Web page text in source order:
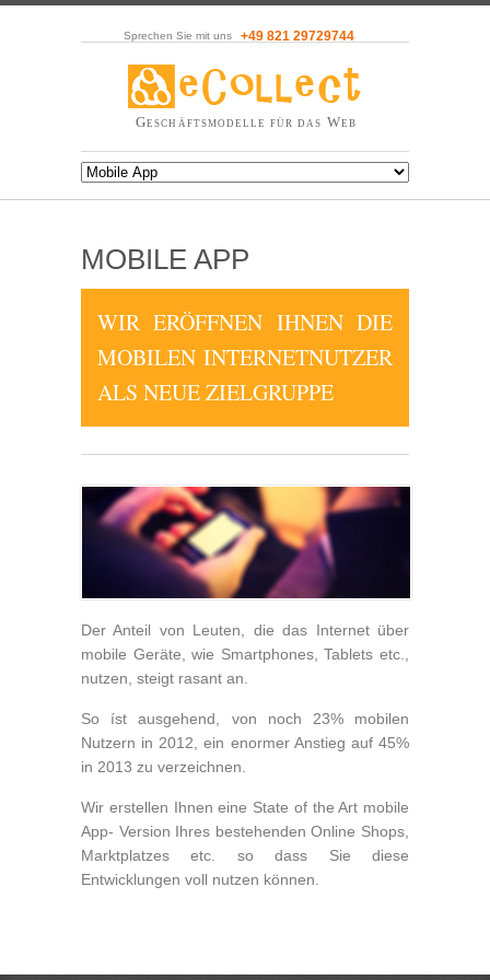
Sprechen Sie mit uns +49 821 29729744
Geschäftsmodelle für das Web
MOBILE APP
WIR ERÖFFNEN IHNEN DIE
MOBILEN INTERNETNUTZER
ALS NEUE ZIELGRUPPE
Der Anteil von Leuten, die das Internet über
mobile Geräte, wie Smartphones, Tablets etc.,
nutzen, steigt rasant an.
So íst ausgehend, von noch 23% mobilen
Nutzern in 2012, ein enormer Anstieg auf 45%
in 2013 zu verzeichnen.
Wir erstellen Ihnen eine State of the Art mobile
App- Version Ihres bestehenden Online Shops,
Marktplatzes etc. so dass Sie diese
Entwicklungen voll nutzen können.